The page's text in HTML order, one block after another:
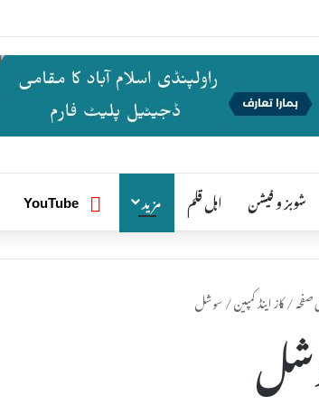
شوبز و فیشن اہل قلم مزید یوٹیوب
YouTube
/کاز اینڈ کمپین/سوشل